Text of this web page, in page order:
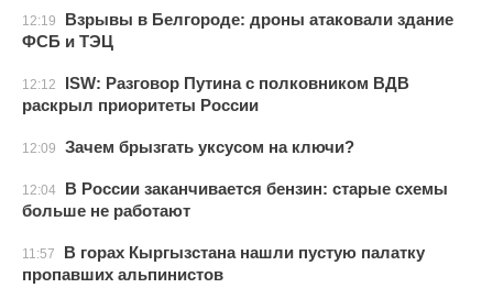
12:19
Взрывы в Белгороде: дроны атаковали здание
ФСБ и ТЭЦ
12:12
ISW: Разговор Путина с полковником ВДВ
раскрыл приоритеты России
12:09 Зачем брызгать уксусом на ключи?
12:04
В России заканчивается бензин: старые схемы
больше не работают
11:57
В горах Кыргызстана нашли пустую палатку
пропавших альпинистов